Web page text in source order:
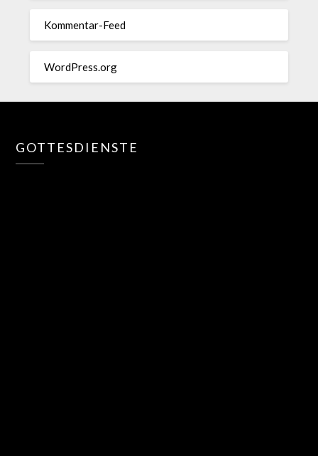
Kommentar-Feed
WordPress.org
GOTTESDIENSTE